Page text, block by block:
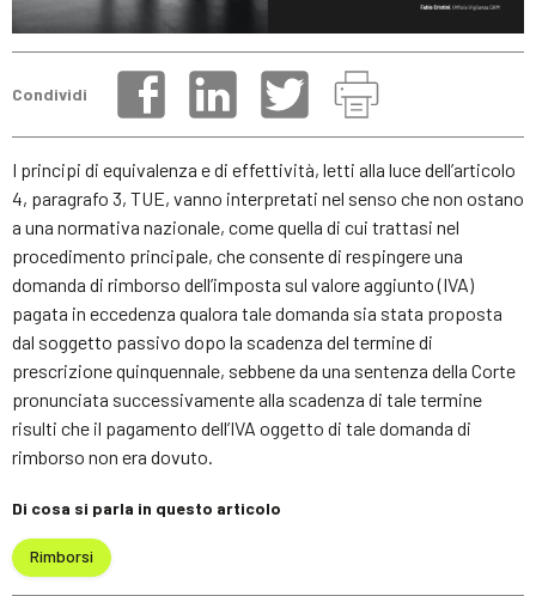
Condividi
I principi di equivalenza e di effettività, letti alla luce dell’articolo
4, paragrafo 3, TUE, vanno interpretati nel senso che non ostano
a una normativa nazionale, come quella di cui trattasi nel
procedimento principale, che consente di respingere una
domanda di rimborso dell’imposta sul valore aggiunto (IVA)
pagata in eccedenza qualora tale domanda sia stata proposta
dal soggetto passivo dopo la scadenza del termine di
prescrizione quinquennale, sebbene da una sentenza della Corte
pronunciata successivamente alla scadenza di tale termine
risulti che il pagamento dell’IVA oggetto di tale domanda di
rimborso non era dovuto.
Di cosa si parla in questo articolo
Rimborsi